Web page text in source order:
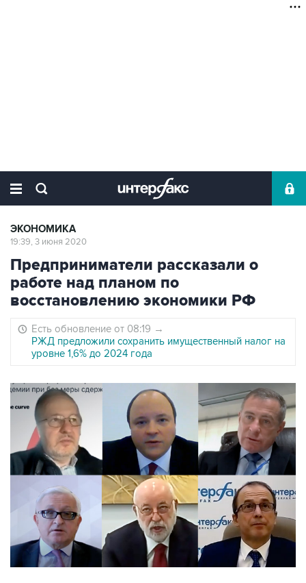
ЭКОНОМИКА
19:39, 3 июня 2020
Предприниматели рассказали о
работе над планом по
восстановлению экономики РФ
Есть обновление от 08:19 →
РЖД предложили сохранить имущественный налог на
уровне 1,6% до 2024 года